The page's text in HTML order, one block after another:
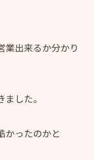
業出来るか分かり
した。
かったのかと